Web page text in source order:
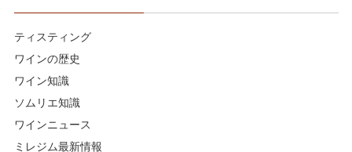
ティスティング
ワインの歴史
ワイン知識
ソムリエ知識
ワインニュース
ミレジム最新情報